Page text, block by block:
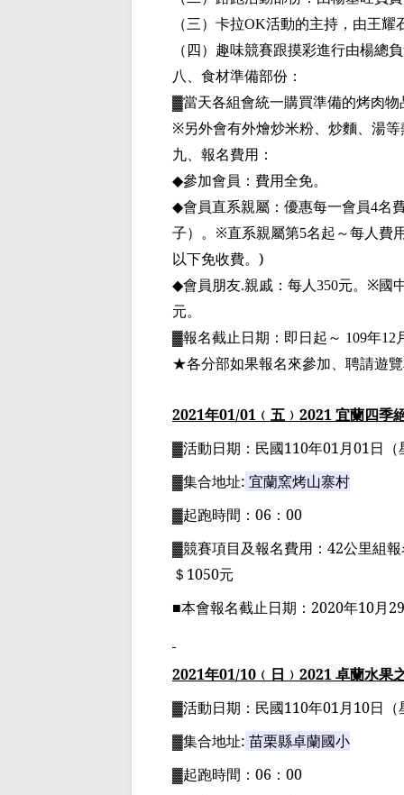
（三）卡拉OK活動的主持，由王耀
（四）趣味競賽跟摸彩進行由楊總
八、食材準備部份：
▓當天各組會統一購買準備的烤肉物
※另外會有外燴炒米粉、炒麵、湯
九、報名費用：
◆參加會員：費用全免。
◆會員直系親屬：優惠每一會員4名
子）。 ※直系親屬第5名起～每人費
以下免收費。 )
◆會員朋友.親戚：每人350元。 ※國
元。
▓報名截止日期 ：即日起～ 109年12
★各分部如果報名來參加、聘請遊
2021年01/01 ﹙五﹚ 2021宜蘭四季
▓活動日期： 民國110年01月01日
▓集合地址: 宜蘭窯烤山寨村
▓起跑時間： 06 ： 00
▓競賽項目及報名費用 ： 42公里組
＄ 1050元
■本會報名截止日期： 2020年10月29
2021年01/10 ﹙日﹚ 2021卓蘭水果
▓活動日期： 民國110年01月10日
▓集合地址: 苗栗縣卓蘭國小
▓起跑時間： 06 ： 00